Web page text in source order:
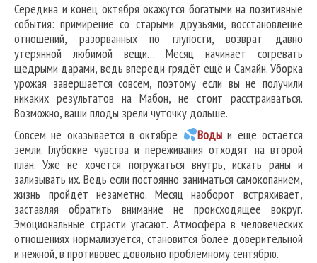
Середина и конец октября окажутся богатыми на позитивные
события: примирение со старыми друзьями, восстановление
отношений, разорванных по глупости, возврат давно
утерянной любимой вещи… Месяц начинает согревать
щедрыми дарами, ведь впереди грядёт ещё и Самайн. Уборка
урожая завершается совсем, поэтому если вы не получили
никаких результатов на Мабон, не стоит расстраиваться.
Возможно, ваши плоды зрели чуточку дольше.
Совсем не оказывается в октябре
Водыи еще остаётся
земли. Глубокие чувства и переживания отходят на второй
план. Уже не хочется погружаться внутрь, искать раны и
зализывать их. Ведь если постоянно заниматься самокопанием,
жизнь пройдёт незаметно. Месяц наоборот встряхивает,
заставляя обратить внимание не происходящее вокруг.
Эмоциональные страсти угасают. Атмосфера в человеческих
отношениях нормализуется, становится более доверительной
и нежной, в противовес довольно проблемному сентябрю.